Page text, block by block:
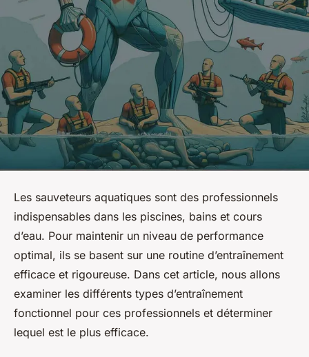
Les sauveteurs aquatiques sont des professionnels
indispensables dans les piscines, bains et cours
d’eau. Pour maintenir un niveau de performance
optimal, ils se basent sur une routine d’entraînement
efficace et rigoureuse. Dans cet article, nous allons
examiner les différents types d’entraînement
fonctionnel pour ces professionnels et déterminer
lequel est le plus efficace.